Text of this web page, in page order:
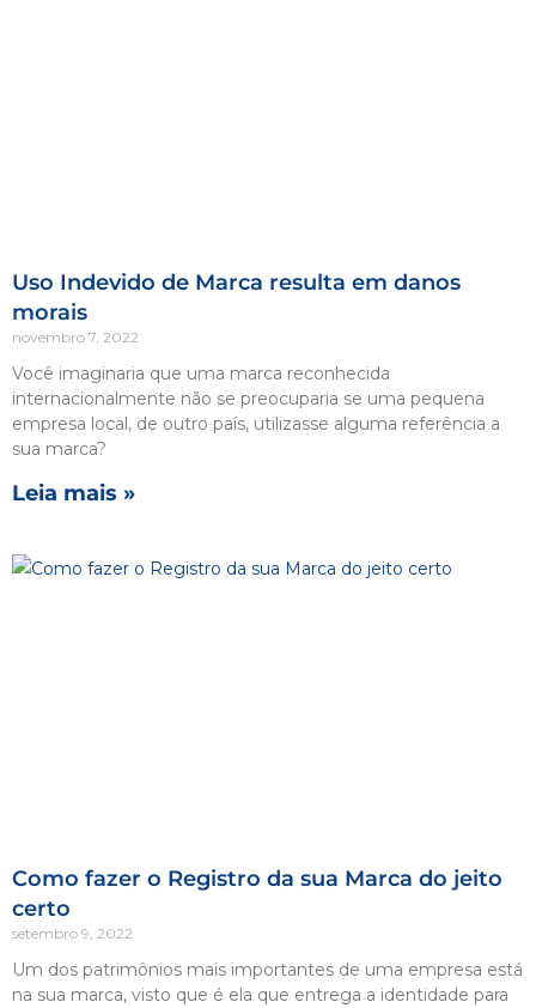
Uso Indevido de Marca resulta em danos
morais
novembro 7, 2022
Você imaginaria que uma marca reconhecida
internacionalmente não se preocuparia se uma pequena
empresa local, de outro país, utilizasse alguma referência a
sua marca?
Leia mais »
Como fazer o Registro da sua Marca do jeito
certo
setembro 9, 2022
Um dos patrimônios mais importantes de uma empresa está
na sua marca, visto que é ela que entrega a identidade para